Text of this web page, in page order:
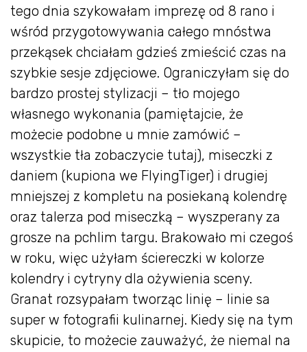
tego dnia szykowałam imprezę od 8 rano i
wśród przygotowywania całego mnóstwa
przekąsek chciałam gdzieś zmieścić czas na
szybkie sesje zdjęciowe. Ograniczyłam się do
bardzo prostej stylizacji – tło mojego
własnego wykonania (pamiętajcie, że
możecie podobne u mnie zamówić –
wszystkie tła zobaczycie tutaj), miseczki z
daniem (kupiona we FlyingTiger) i drugiej
mniejszej z kompletu na posiekaną kolendrę
oraz talerza pod miseczką – wyszperany za
grosze na pchlim targu. Brakowało mi czegoś
w roku, więc użyłam ściereczki w kolorze
kolendry i cytryny dla ożywienia sceny.
Granat rozsypałam tworząc linię – linie sa
super w fotografii kulinarnej. Kiedy się na tym
skupicie, to możecie zauważyć, że niemal na